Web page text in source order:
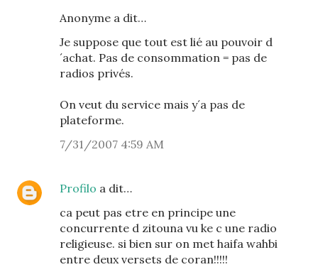
Anonyme a dit…
Je suppose que tout est lié au pouvoir d
´achat. Pas de consommation = pas de
radios privés.
On veut du service mais y´a pas de
plateforme.
7/31/2007 4:59 AM
Profilo a dit…
ca peut pas etre en principe une
concurrente d zitouna vu ke c une radio
religieuse. si bien sur on met haifa wahbi
entre deux versets de coran!!!!!